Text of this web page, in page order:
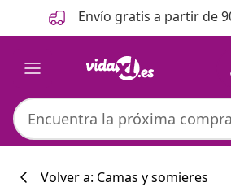
Anterior
Siguiente Envío gratis a partir de
Volver a: Camas y somieres